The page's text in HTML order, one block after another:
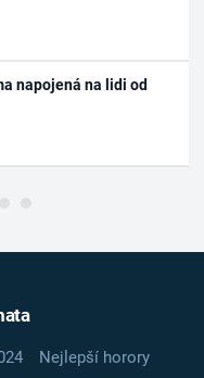
napojená na lidi od
Nejlepší horory